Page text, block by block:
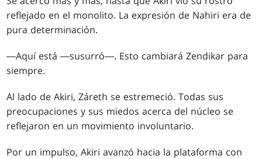
reflejado en el monolito. La expresión de Nahiri era de
pura determinación.
―Aquí está ―susurró―. Esto cambiará Zendikar para
siempre.
Al lado de Akiri, Záreth se estremeció. Todas sus
preocupaciones y sus miedos acerca del núcleo se
reflejaron en un movimiento involuntario.
Por un impulso, Akiri avanzó hacia la plataforma con